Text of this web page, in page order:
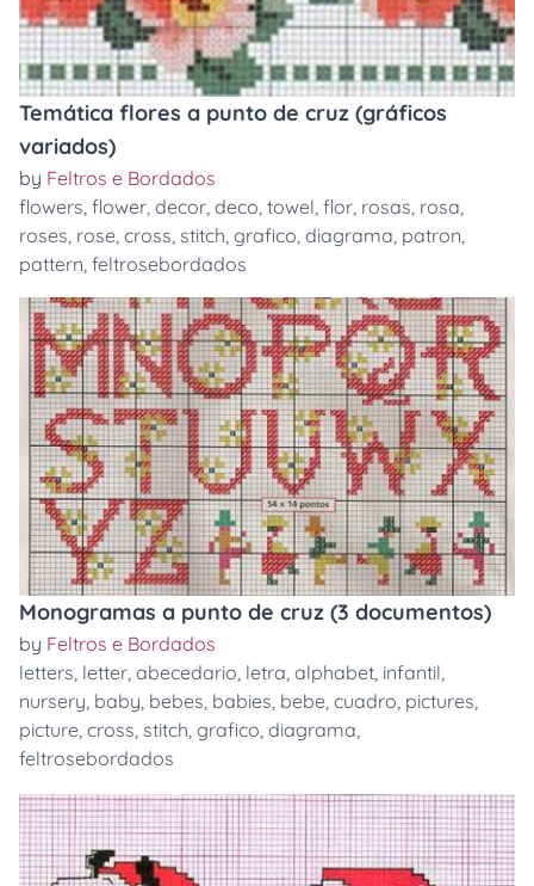
Temática flores a punto de cruz (gráficos
variados)
by Feltros e Bordados
flowers, flower, decor, deco, towel, flor, rosas, rosa,
roses, rose, cross, stitch, grafico, diagrama, patron,
pattern, feltrosebordados
Monogramas a punto de cruz (3 documentos)
by Feltros e Bordados
letters, letter, abecedario, letra, alphabet, infantil,
nursery, baby, bebes, babies, bebe, cuadro, pictures,
picture, cross, stitch, grafico, diagrama,
feltrosebordados